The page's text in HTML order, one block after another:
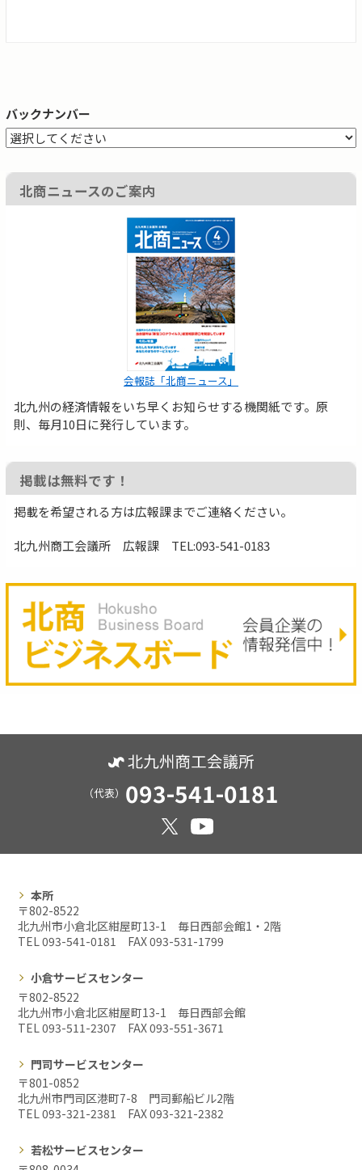
バックナンバー
北商ニュースのご案内
会報誌「北商ニュース」
北九州の経済情報をいち早くお知らせする機関紙です。原
則、毎月10日に発行しています。
掲載は無料です！
掲載を希望される方は広報課までご連絡ください。
北九州商工会議所 広報課 TEL:093-541-0183
（代表） 093-541-0181
本所
〒802-8522
北九州市小倉北区紺屋町13-1 毎日西部会館1・2階
TEL 093-541-0181 FAX093-531-1799
小倉サービスセンター
〒802-8522
北九州市小倉北区紺屋町13-1 毎日西部会館
TEL 093-511-2307 FAX093-551-3671
門司サービスセンター
〒801-0852
北九州市門司区港町7-8 門司郵船ビル2階
TEL 093-321-2381 FAX093-321-2382
若松サービスセンター